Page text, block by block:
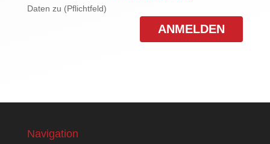
Daten zu (Pflichtfeld)
Navigation